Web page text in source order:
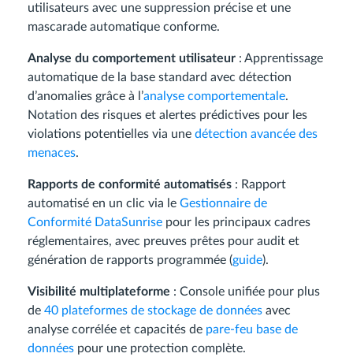
utilisateurs avec une suppression précise et une
mascarade automatique conforme.
Analyse du comportement utilisateur : Apprentissage
automatique de la base standard avec détection
d’anomalies grâce à l’analyse comportementale.
Notation des risques et alertes prédictives pour les
violations potentielles via une détection avancée des
menaces.
Rapports de conformité automatisés : Rapport
automatisé en un clic via le Gestionnaire de
Conformité DataSunrise pour les principaux cadres
réglementaires, avec preuves prêtes pour audit et
génération de rapports programmée (guide).
Visibilité multiplateforme : Console unifiée pour plus
de 40 plateformes de stockage de données avec
analyse corrélée et capacités de pare-feu base de
données pour une protection complète.